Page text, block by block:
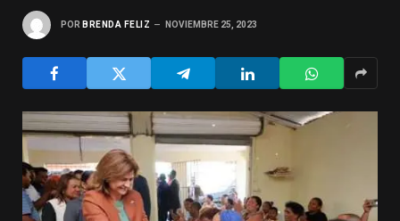
POR BRENDA FELIZ NOVIEMBRE 25, 2023